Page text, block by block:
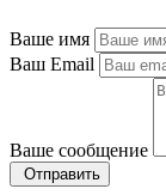
Ваше имя
Ваш Email
Ваше сообщение
Отправить